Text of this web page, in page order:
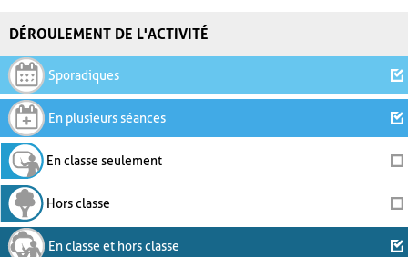
DÉROULEMENT DE L'ACTIVITÉ
Sporadiques
En plusieurs séances
En classe seulement
Hors classe
En classe et hors classe